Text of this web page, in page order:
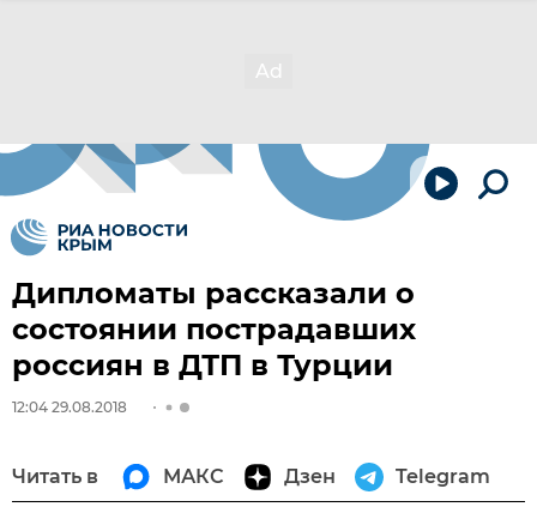
Дипломаты рассказали о
состоянии пострадавших
россиян в ДТП в Турции
12:04 29.08.2018
Читать в МАКС Дзен Telegram